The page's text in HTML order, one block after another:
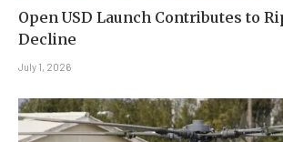
Open USD Launch Contributes to
Decline
July 1, 2026